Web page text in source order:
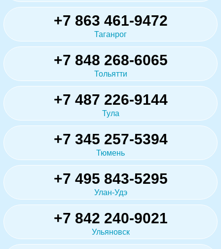
+7 863 461-9472
Таганрог
+7 848 268-6065
Тольятти
+7 487 226-9144
Тула
+7 345 257-5394
Тюмень
+7 495 843-5295
Улан-Удэ
+7 842 240-9021
Ульяновск